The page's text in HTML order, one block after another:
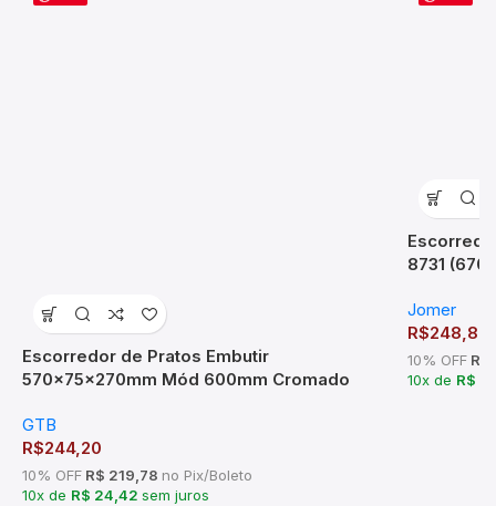
Escorredor de Pratos Embutir
570x75x270mm Mód 600mm Cromado
GTB
R$244,20
10% OFF R$ 219,78 no Pix/Boleto
10x de R$ 24,42 sem juros
8731
Jomer
R$248,89
10% OFF
10x de R$